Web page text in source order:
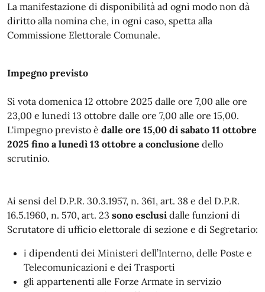
La manifestazione di disponibilità ad ogni modo non dà
diritto alla nomina che, in ogni caso, spetta alla
Commissione Elettorale Comunale.
Impegno previsto
Si vota domenica 12 ottobre 2025 dalle ore 7,00 alle ore
23,00 e lunedì 13 ottobre dalle ore 7,00 alle ore 15,00.
L'impegno previsto è dalle ore 15,00 di sabato 11 ottobre
2025 fino a lunedì 13 ottobre a conclusione dello
scrutinio.
Ai sensi del D.P.R. 30.3.1957, n. 361, art. 38 e del D.P.R.
16.5.1960, n. 570, art. 23 sono esclusi dalle funzioni di
Scrutatore di ufficio elettorale di sezione e di Segretario:
i dipendenti dei Ministeri dell’Interno, delle Poste e
Telecomunicazioni e dei Trasporti
gli appartenenti alle Forze Armate in servizio